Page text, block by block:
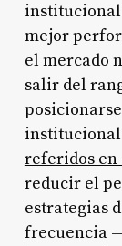
institucional
mejor
el mercado
salir del
referidos en
reducir el
estrategias
frecuencia